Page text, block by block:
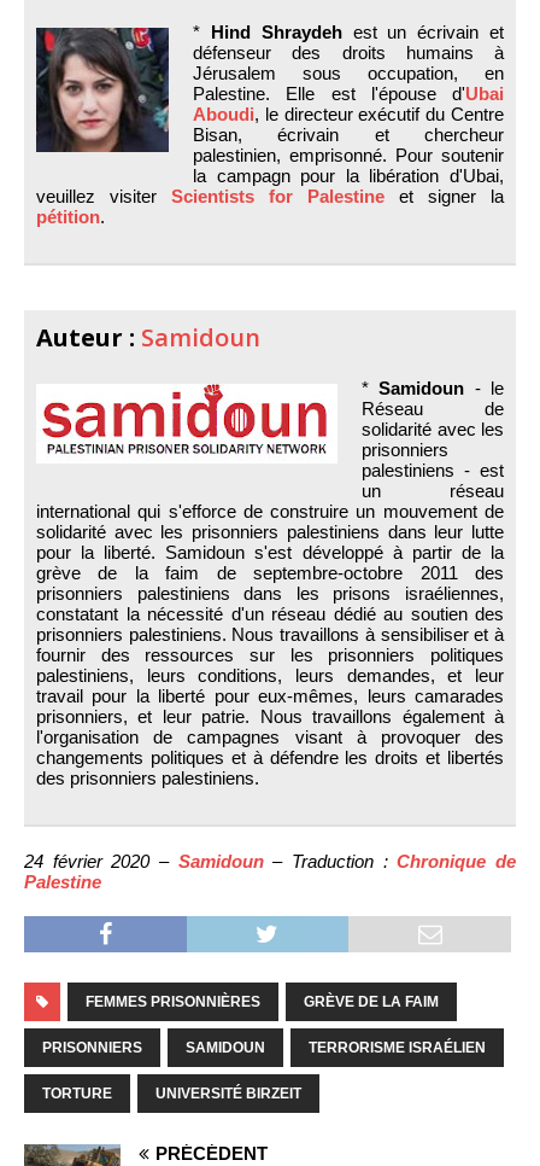
* Hind Shraydehest un écrivain et
défenseur des droits humains à
Jérusalem sous occupation, en
Palestine. Elle est l'épouse d'Ubai
Aboudi, le directeur exécutif du Centre
Bisan, écrivain et chercheur
palestinien, emprisonné. Pour soutenir
la campagn pour la libération d'Ubai,
veuillez visiter Scientists for Palestine et signer la
pétition.
Auteur : Samidoun
*Samidoun - le
Réseau de
solidarité avec les
prisonniers
palestiniens - est
un réseau
international qui s'efforce de construire un mouvement de
solidarité avec les prisonniers palestiniens dans leur lutte
pour la liberté. Samidoun s'est développé à partir de la
grève de la faim de septembre-octobre 2011 des
prisonniers palestiniens dans les prisons israéliennes,
constatant la nécessité d'un réseau dédié au soutien des
prisonniers palestiniens. Nous travaillons à sensibiliser et à
fournir des ressources sur les prisonniers politiques
palestiniens, leurs conditions, leurs demandes, et leur
travail pour la liberté pour eux-mêmes, leurs camarades
prisonniers, et leur patrie. Nous travaillons également à
l'organisation de campagnes visant à provoquer des
changements politiques et à défendre les droits et libertés
des prisonniers palestiniens.
24 février 2020 – Samidoun– Traduction :Chronique de
Palestine
FEMMES PRISONNIÈRES GRÈVE DE LA FAIM
PRISONNIERS SAMIDOUN TERRORISME ISRAÉLIEN
TORTURE UNIVERSITÉ BIRZEIT
PRÉCÉDENT